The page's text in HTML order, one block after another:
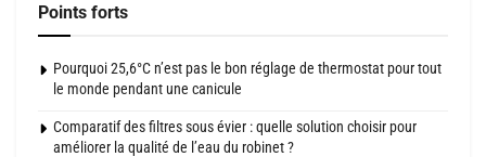
Points forts
Pourquoi 25,6°C n’est pas le bon réglage de thermostat pour tout
le monde pendant une canicule
Comparatif des filtres sous évier : quelle solution choisir pour
améliorer la qualité de l’eau du robinet ?